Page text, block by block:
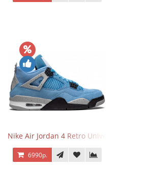
Nike Air Jordan 4 Retro University Blue
6990р.